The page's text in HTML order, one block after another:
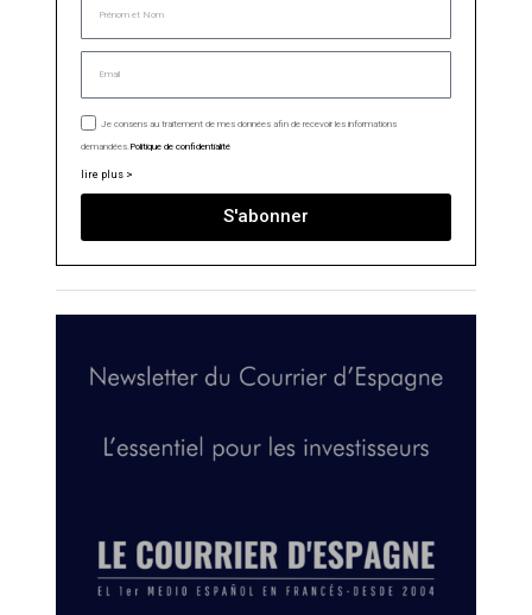
Je consens au traitement de mes données afin de recevoir les informations
demandées. Politique de confidentialité
lire plus >
S'abonner